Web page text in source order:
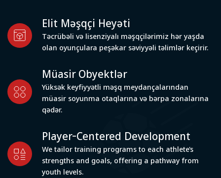
Elit Məşqçi Heyəti
Təcrübəli və lisenziyalı məşqçilərimiz hər yaşda
olan oyunçulara peşəkar səviyyəli təlimlər keçirir.
Müasir Obyektlər
Yüksək keyfiyyətli məşq meydançalarından
müasir soyunma otaqlarına və bərpa zonalarına
qədər.
Player-Centered Development
We tailor training programs to each athlete's
strengths and goals, offering a pathway from
youth levels.